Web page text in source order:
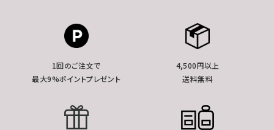
1回のご注文で
最大9%ポイントプレゼント
4,500円以上
送料無料